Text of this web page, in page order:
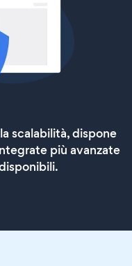
scalabilità, dispone
più avanzate